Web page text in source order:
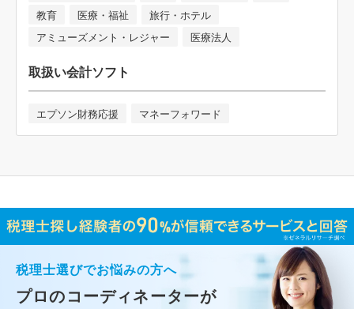
教育
医療・福祉
旅行・ホテル
アミューズメント・レジャー
医療法人
取扱い会計ソフト
エプソン財務応援 マネーフォワード
税理士選びでお悩みの方へ
プロのコーディネーターが